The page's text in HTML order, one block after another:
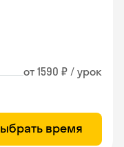
от 1590 ₽ / урок
время